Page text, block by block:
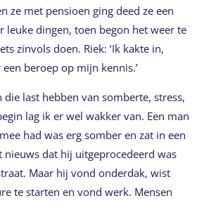
ze met pensioen ging deed ze een
leuke dingen, toen begon het weer te
zinvols doen. Riek: ‘Ik kakte in,
beroep op mijn kennis.’
last hebben van somberte, stress,
lag ik er wel wakker van. Een man
had was erg somber en zat in een
nieuws dat hij uitgeprocedeerd was
Maar hij vond onderdak, wist
te starten en vond werk. Mensen